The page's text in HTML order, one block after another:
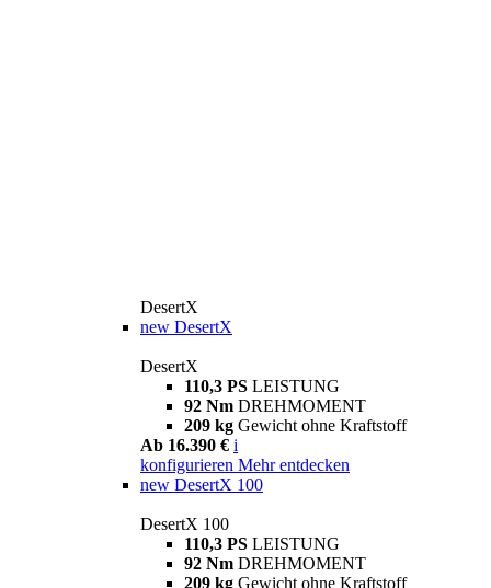
DesertX
new DesertX
DesertX
110,3 PS LEISTUNG
92 Nm DREHMOMENT
209 kg Gewicht ohne Kraftstoff
Ab 16.390 € i
konfigurieren Mehr entdecken
new DesertX 100
DesertX 100
110,3 PS LEISTUNG
92 Nm DREHMOMENT
209 kg Gewicht ohne Kraftstoff